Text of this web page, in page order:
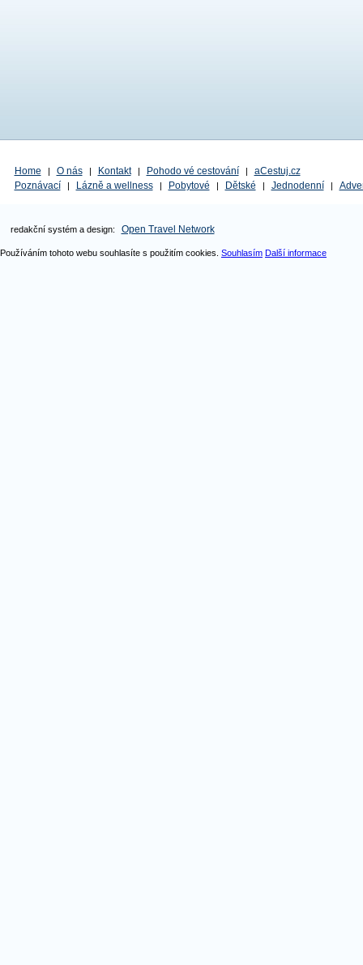
Home | O nás | Kontakt | Pohodo vé cestování |
aCestuj.cz
Poznávací
| Lázně a wellness | Pobytové | Dětské | Jednodenní |
redakční systém a design: Open Travel Network
Používáním tohoto webu souhlasíte s použitím cookies. Souhlasím Další informace